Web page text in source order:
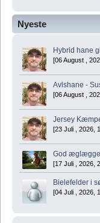
Nyeste
Hybrid hane
[06 August ,
Avlshane -
[06 August ,
Jersey
[23 Juli , 2026,
God
[17 Juli , 2026,
Bielefelder i
[04 Juli , 2026,